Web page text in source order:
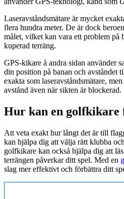
Laseravståndsmätare är mycket
flera hundra meter. De är dock
målet, vilket kan vara ett problem på
kuperad terräng.
GPS-kikare å andra sidan använder
din position på banan och avståndet
exakta som laseravståndsmätare,
avstånd även när sikten är blockerad.
Hur kan en golfkikare
Att veta exakt hur långt det är till
kan hjälpa dig att välja rätt klubba
golfkikare kan också hjälpa dig att
terrängen påverkar ditt spel. Med en
slag mer effektivt och förbättra ditt